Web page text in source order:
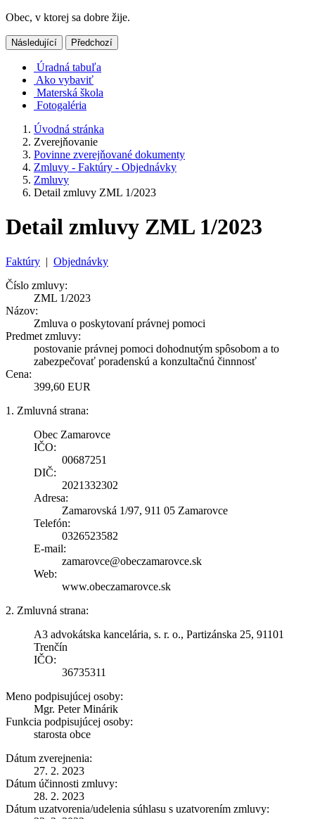
Obec, v ktorej sa dobre žije.
Následující Předchozí
Úradná tabuľa
Ako vybaviť
Materská škola
Fotogaléria
Úvodná stránka
Zverejňovanie
Povinne zverejňované dokumenty
Zmluvy - Faktúry - Objednávky
Zmluvy
Detail zmluvy ZML 1/2023
Detail zmluvy ZML 1/2023
Faktúry | Objednávky
Číslo zmluvy:
ZML 1/2023
Názov:
Zmluva o poskytovaní právnej pomoci
Predmet zmluvy:
postovanie právnej pomoci dohodnutým spôsobom a to
zabezpečovať poradenskú a konzultačnú činnnosť
Cena:
399,60 EUR
1. Zmluvná strana:
Obec Zamarovce
IČO:
00687251
DIČ:
2021332302
Adresa:
Zamarovská 1/97, 911 05 Zamarovce
Telefón:
0326523582
E-mail:
zamarovce@obeczamarovce.sk
Web:
www.obeczamarovce.sk
2. Zmluvná strana:
A3 advokátska kancelária, s. r. o., Partizánska 25, 91101
Trenčín
IČO:
36735311
Meno podpisujúcej osoby:
Mgr. Peter Minárik
Funkcia podpisujúcej osoby:
starosta obce
Dátum zverejnenia:
27. 2. 2023
Dátum účinnosti zmluvy:
28. 2. 2023
Dátum uzatvorenia/udelenia súhlasu s uzatvorením zmluvy: